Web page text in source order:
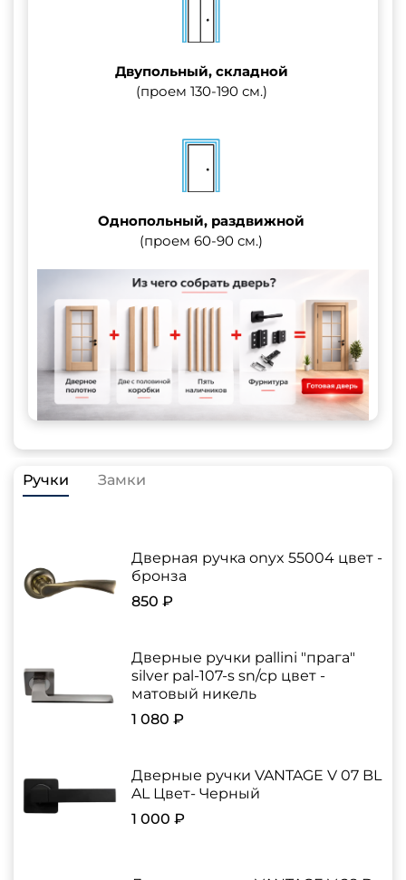
Двупольный, складной
(проем 130-190 см.)
Однопольный, раздвижной
(проем 60-90 см.)
Ручки Замки
Дверная ручка onyx 55004 цвет -
бронза
850 ₽
Дверные ручки pallini "прага"
silver pal-107-s sn/cp цвет -
матовый никель
1 080 ₽
Дверные ручки VANTAGE V 07 BL
AL Цвет- Черный
1 000 ₽